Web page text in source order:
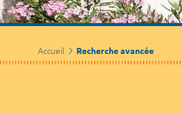
Accueil Recherche avancée